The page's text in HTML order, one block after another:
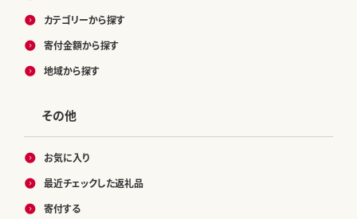
カテゴリーから探す
寄付金額から探す
地域から探す
その他
お気に入り
最近チェックした返礼品
寄付する